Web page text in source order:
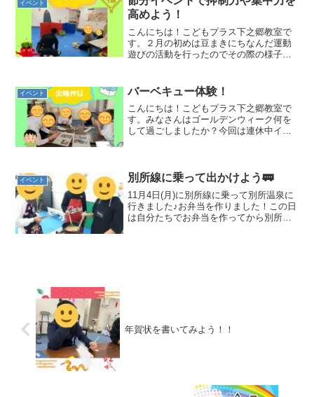
じる良い機会になりました！...
イベント
高めよう！
こんにちは！こどもプラス下之郷教室で
す。２月の初めは豆まきにちなんだ運動
遊びの活動を行ったのでその際の様子を
込むために豆まきをします。今回は鬼の
イラストが出たら豆（紙で...
イベント バーベキュー体験！
こんにちは！こどもプラス下之郷教室で
す。みなさんはゴールデンウィーク何を
して過ごしましたか？今回は連休中イベ
た。簡単に作れてたくさん...
イベント 別所線に乗って出かけよう🚃
11月4日(月)に別所線に乗って別所温泉に
行きました♪お弁当を作りました！この日
は自分たちでお弁当を作ってから別所温
年賀状を書いてみよう！！